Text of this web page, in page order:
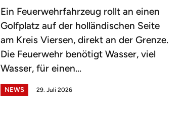
Ein Feuerwehrfahrzeug rollt an einen
Golfplatz auf der holländischen Seite
am Kreis Viersen, direkt an der Grenze.
Die Feuerwehr benötigt Wasser, viel
Wasser, für einen...
NEWS 29. Juli 2026